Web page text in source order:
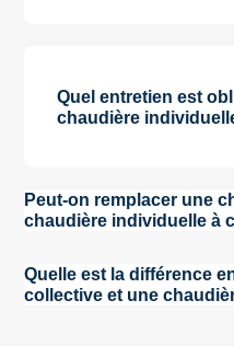
Quel entretien est
chaudière
Peut-on remplacer une
chaudière individuelle à
Quelle est la différence
collective et une